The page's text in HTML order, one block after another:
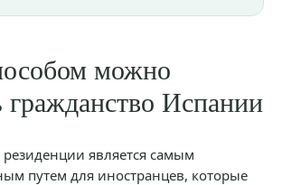
можно
гражданство Испании
резиденции является самым
путем для иностранцев, которые